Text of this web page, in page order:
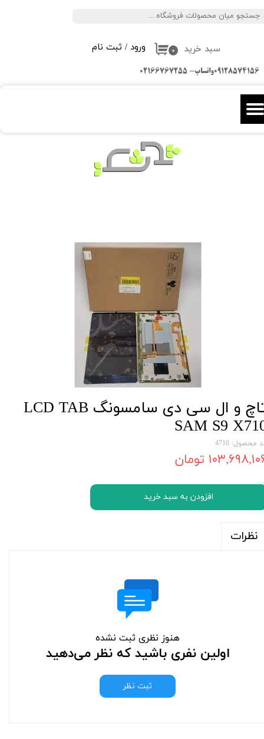
ورود / ثبت نام
تغییر گذر واژه
سفارشات
خروج از حساب کاربری
۰ سبد خرید
تاچ و ال سی دی سامسونگ LCD TAB
SAM S9
محصول: 4710
تومان
افزودن به سبد خرید
نظرات
هنوز نظری ثبت نشده
اولین نفری باشید که نظر می‌دهید
ثبت نظر